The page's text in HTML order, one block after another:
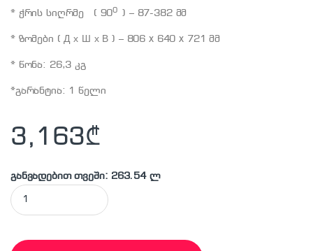
* ჭრის სიღრმე ( 900) – 87-382 მმ
* ზომები ( Д х Ш х В ) – 806 x 640 x 721 მმ
* წონა: 26,3 კგ
*გარანტია: 1 წელი
3,163₾
განვადებით თვეში: 263.54 ლ
MAKITA - LS1216 ცირკულარული ხერხი quantity